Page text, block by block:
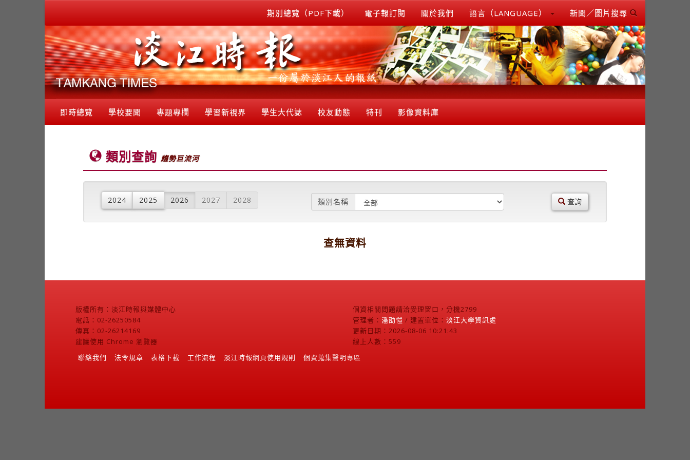
期別總覽（PDF下載） 電子報訂閱 關於我們 語言（LANGUAGE） 新聞／圖片搜尋
即時總覽 學校要聞 專題專欄 學習新視界 學生大代誌 校友動態 特刊 影像資料庫
類別查詢 趨勢巨流河
2024 2025 2026 2027 2028 類別名稱 查詢
查無資料
版權所有：淡江時報與媒體中心
電話：02-26250584
傳真：02-26214169
建議使用 Chrome 瀏覽器
個資相關問題請洽受理窗口，分機2799
管理者： 潘劭愷 / 建置單位： 淡江大學資訊處
更新日期：2026-08-06 10:21:43
線上人數：559
聯絡我們
法令規章 表格下載 工作流程 淡江時報網頁使用規則 個資蒐集聲明專區